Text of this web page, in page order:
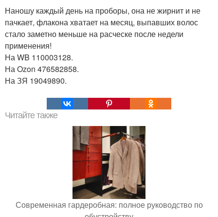
Наношу каждый день на проборы, она не жирнит и не
пачкает, флакона хватает на месяц, выпавших волос
стало заметно меньше на расческе после недели
применения!
На WB 110003128.
На Ozon 476582858.
На ЗЯ 19049890.
Читайте также
Современная гардеробная: полное руководство по